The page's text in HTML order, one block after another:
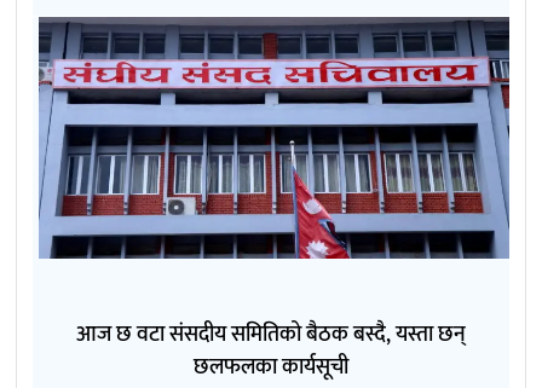
आज छ वटा संसदीय समितिको बैठक बस्दै, यस्ता छन्
छलफलका कार्यसूची